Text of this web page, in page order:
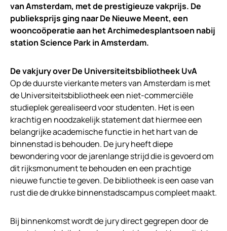
van Amsterdam, met de prestigieuze vakprijs. De
publieksprijs ging naar De Nieuwe Meent, een
wooncoöperatie aan het Archimedesplantsoen nabij
station Science Parkin Amsterdam.
De vakjury over De Universiteitsbibliotheek UvA
Op de duurste vierkante meters van Amsterdam is met
de Universiteitsbibliotheek een niet-commerciële
studieplek gerealiseerd voor studenten. Het is een
krachtig en noodzakelijk statement dat hiermee een
belangrijke academische functie in het hart van de
binnenstad is behouden. De jury heeft diepe
bewondering voor de jarenlange strijd die is gevoerd om
dit rijksmonument te behouden en een prachtige
nieuwe functie te geven. De bibliotheek is een oase van
rust die de drukke binnenstadscampus compleet maakt.
Bij binnenkomst wordt de jury direct gegrepen door de